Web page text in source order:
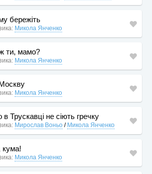
бережіть
Микола Янченко
ти, мамо?
Микола Янченко
Микола Янченко
Трускавці не сіють гречку
Мирослав Воньо / Микола Янченко
кума!
Микола Янченко